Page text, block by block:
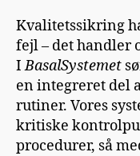
Kvalitetssikring
fejl – det handler
IBasalSystemet
en integreret del
rutiner. Vores
kritiske
procedurer, så